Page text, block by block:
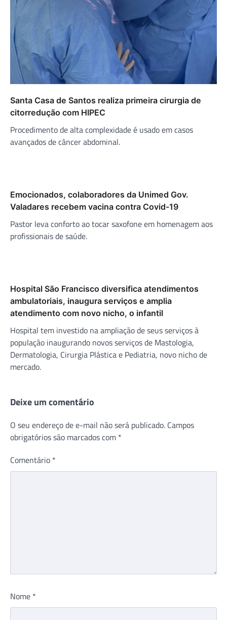
Santa Casa de Santos realiza primeira cirurgia de
citorredução com HIPEC
Procedimento de alta complexidade é usado em casos
avançados de câncer abdominal.
Emocionados, colaboradores da Unimed Gov.
Valadares recebem vacina contra Covid-19
Pastor leva conforto ao tocar saxofone em homenagem aos
profissionais de saúde.
Hospital São Francisco diversifica atendimentos
ambulatoriais, inaugura serviços e amplia
atendimento com novo nicho, o infantil
Hospital tem investido na ampliação de seus serviços à
população inaugurando novos serviços de Mastologia,
Dermatologia, Cirurgia Plástica e Pediatria, novo nicho de
mercado.
Deixe um comentário
O seu endereço de e-mail não será publicado. Campos
obrigatórios são marcados com *
Comentário *
Nome *